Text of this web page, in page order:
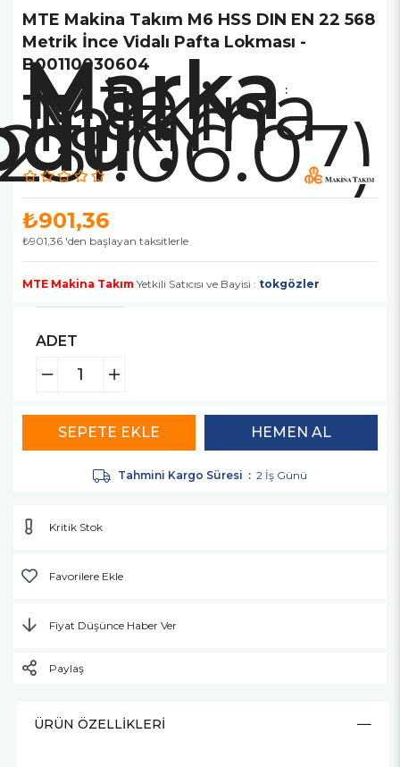
MTE Makina Takım M6 HSS DIN EN 22 568
Metrik İnce Vidalı Pafta Lokması -
B00110030604
Marka :
Mte
Makina
Takım
₺901,36
₺901,36 'den başlayan taksitlerle
MTE Makina Takım Yetkili Satıcısı ve Bayisi : tokgözler
ADET
Tahmini Kargo Süresi : 2 İş Günü
Kritik Stok
Favorilere Ekle
Fiyat Düşünce Haber Ver
Paylaş
ÜRÜN ÖZELLIKLERI